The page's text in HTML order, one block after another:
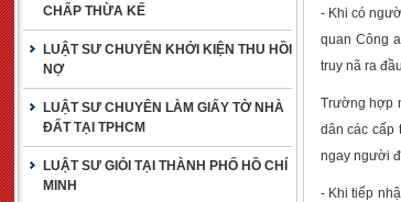
CHẤP THỪA KẾ
LUẬT SƯ CHUYÊN KHỞI KIỆN THU HỒI
NỢ
LUẬT SƯ CHUYÊN LÀM GIẤY TỜ NHÀ
ĐẤT TẠI TPHCM
LUẬT SƯ GIỎI TẠI THÀNH PHỐ HỒ CHÍ
MINH
- Khi có
quan Công
truy nã ra
Trường hợp
dân các cấp
ngay người
- Khi tiếp